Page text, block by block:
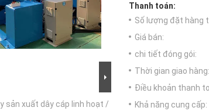
sản xuất dây cáp linh hoạt /
Thanh toán:
Số lượng đặt hàng
Giá bán:
chi tiết đóng gói:
Thời gian giao hàng:
Điều khoản thanh
Khả năng cung cấp: